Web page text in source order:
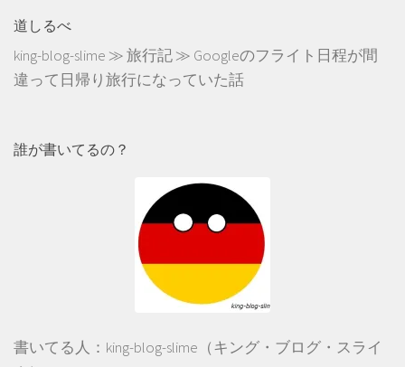
道しるべ
king-blog-slime ≫旅行記≫ Googleのフライト日程が間
違って日帰り旅行になっていた話
誰が書いてるの？
書いてる人：king-blog-slime（キング・ブログ・スライ